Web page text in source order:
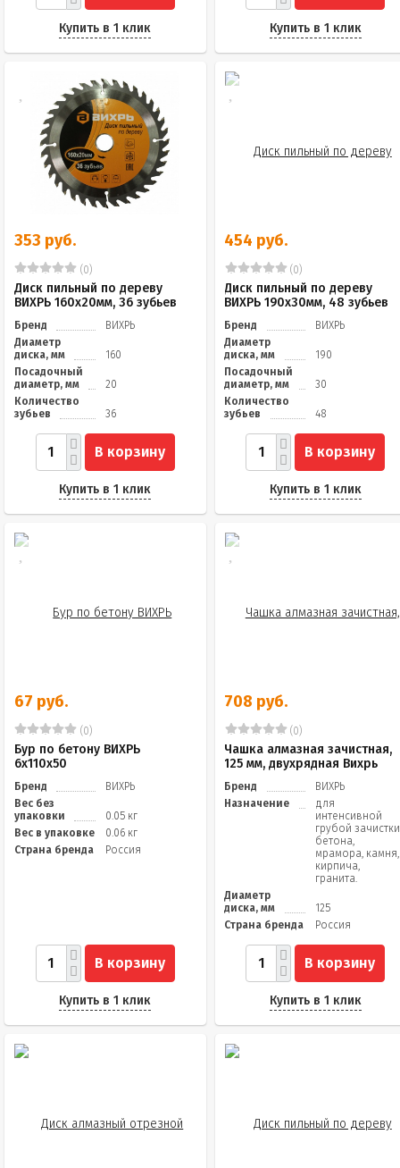
Купить в 1 клик Купить в 1 клик
353 руб.
(0)
Диск пильный по дереву
ВИХРЬ 160х20мм, 36 зубьев
Бренд
ВИХРЬ
Диаметр
диска, мм
160
Посадочный
диаметр, мм
20
Количество
зубьев
36
В корзину
Купить в 1 клик
454 руб.
(0)
Диск пильный по дереву
ВИХРЬ 190х30мм, 48 зубьев
Бренд
ВИХРЬ
Диаметр
диска, мм
190
Посадочный
диаметр, мм
30
Количество
зубьев
48
В корзину
Купить в 1 клик
67 руб.
(0)
Бур по бетону ВИХРЬ
6x110x50
Бренд
ВИХРЬ
Вес без
упаковки
0.05 кг
Вес в упаковке
0.06 кг
Страна бренда
Россия
В корзину
Купить в 1 клик
708 руб.
(0)
Чашка алмазная зачистная,
125 мм, двухрядная Вихрь
Бренд
ВИХРЬ
Назначение
для
интенсивной
грубой зачистки
бетона,
мрамора, камня,
кирпича,
гранита.
Диаметр
диска, мм
125
Страна бренда
Россия
В корзину
Купить в 1 клик